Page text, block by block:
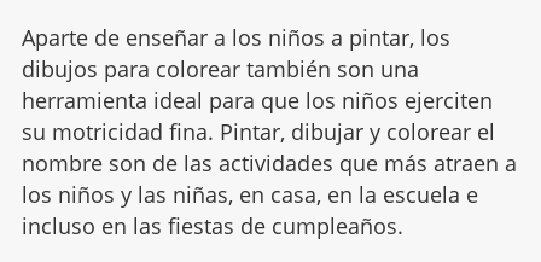
Aparte de enseñar a los niños a pintar, los
dibujos para colorear también son una
herramienta ideal para que los niños ejerciten
su motricidad fina. Pintar, dibujar y colorear el
nombre son de las actividades que más atraen a
los niños y las niñas, en casa, en la escuela e
incluso en las fiestas de cumpleaños.